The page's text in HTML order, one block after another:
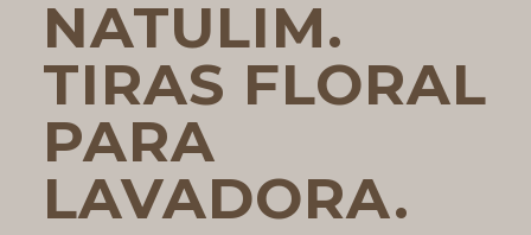
NATULIM.
TIRAS FLORAL
PARA
LAVADORA.